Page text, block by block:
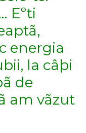
Eºti
energia
la câþi
de
am vãzut